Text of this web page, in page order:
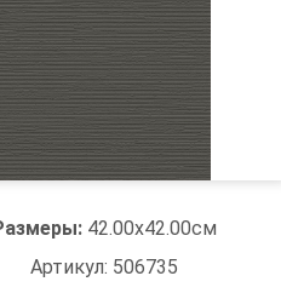
42.00x42.00см
Артикул: 506735